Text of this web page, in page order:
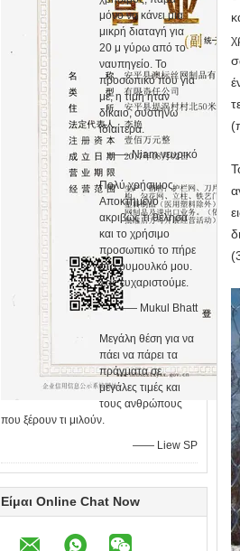
μόνο να κάνει μια
μικρή διαταγή για
20 μ γύρω από το
ναυπηγείο. Το
προσωπικό που για
με, η τιμή ήταν
δίκαιο, συστήνω
ιδιαίτερα.
—— Niam νευρικό
Πολύ χρήσιμος.
Αποκτημένο
ακριβώς τι θέλησα
και το χρήσιμο
προσωπικό το πήρε
στο ρυμουλκό μου.
Σας ευχαριστούμε.
—— Mukul Bhatt
Μεγάλη θέση για να
πάει να πάρει τα
πράγματα σε
μεγάλες τιμές και
τους ανθρώπους
που ξέρουν τι μιλούν.
—— Liew SP
Είμαι Online Chat Now